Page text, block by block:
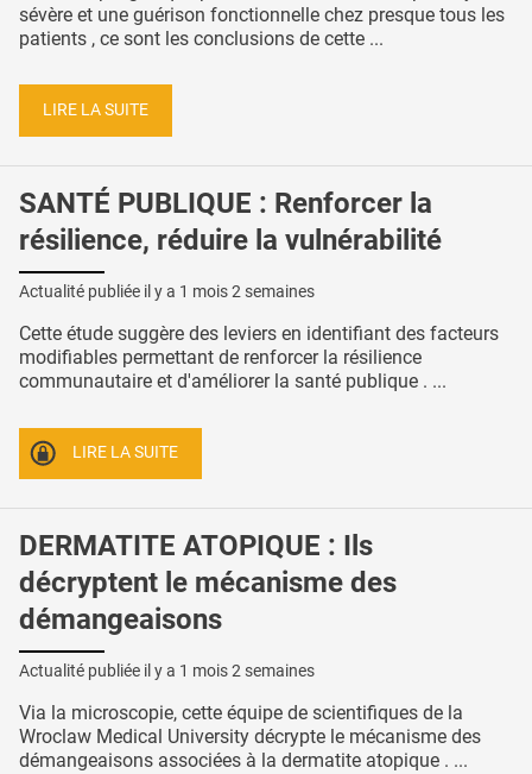
sévère et une guérison fonctionnelle chez presque tous les
patients , ce sont les conclusions de cette ...
LIRE LA SUITE
SANTÉ PUBLIQUE : Renforcer la
résilience, réduire la vulnérabilité
Actualité publiée il y a 1 mois 2 semaines
Cette étude suggère des leviers en identifiant des facteurs
modifiables permettant de renforcer la résilience
communautaire et d'améliorer la santé publique . ...
LIRE LA SUITE
DERMATITE ATOPIQUE : Ils
décryptent le mécanisme des
démangeaisons
Actualité publiée il y a 1 mois 2 semaines
Via la microscopie, cette équipe de scientifiques de la
Wroclaw Medical University décrypte le mécanisme des
démangeaisons associées à la dermatite atopique . ...